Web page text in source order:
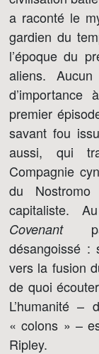
a raconté le
gardien du
l’époque du
aliens.
premier
savant fou
aussi, qui
Compagnie
du
capitaliste.
Covenant
désangoissé :
vers la fusion
de quoi
L’humanité
« colons » –
Ripley.